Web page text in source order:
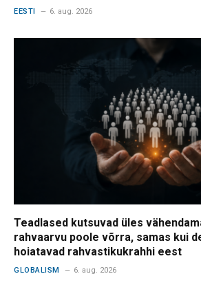
EESTI 6. aug. 2026
Teadlased kutsuvad üles
rahvaarvu poole võrra, samas kui
hoiatavad rahvastikukrahhi eest
GLOBALISM 6. aug. 2026